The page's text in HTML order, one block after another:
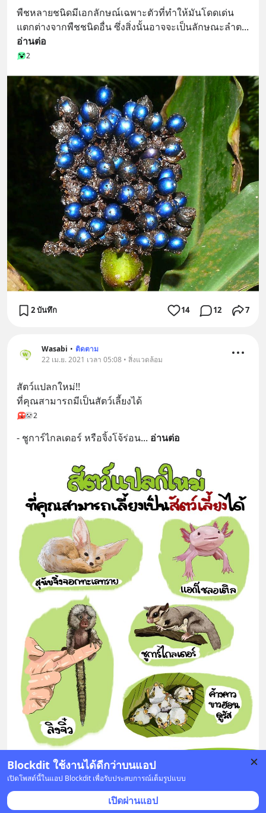
Blockdit ใช้งานได้ดีกว่าบนแอป
เปิดโพสต์นี้ในแอป Blockdit เพื่อรับประสบการณ์เต็มรูปแบบ
เปิดผ่านแอป
พืชหลายชนิดมีเอกลักษณ์เฉพาะตัวที่ทำให้มันโดดเด่น
แตกต่างจากพืชชนิดอื่น ซึ่งสิ่งนั้นอาจจะเป็นลักษณะลำต
อ่านต่อ
2
2 บันทึก 14 12 7
Wasabi • ติดตาม
22 เม.ย. 2021 เวลา 05:08 • สิ่งแวดล้อม
สัตว์แปลกใหม่!!
ที่คุณสามารถมีเป็นสัตว์เลี้ยงได้
2
- ชูการ์ไกลเดอร์ หรือจิ้งโจ้ร่อน... อ่านต่อ
9 บันทึก 34 12 8